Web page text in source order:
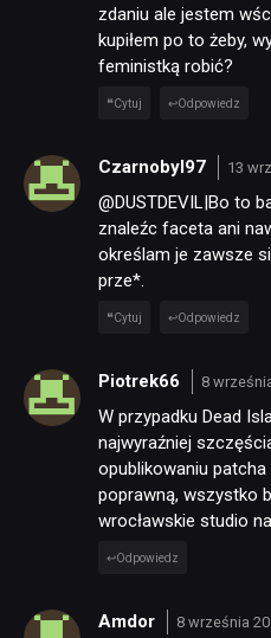
zdaniu ale jestem
kupiłem po to żeby,
feministką robić?
Cytuj Odpowiedz
Czarnobyl97 13
@DUSTDEVIL|Bo to
znaleźc faceta ani
określam je zawsze
prze*.
Cytuj Odpowiedz
Piotrek66 8
W przypadku Dead
najwyraźniej
opublikowaniu patcha
poprawną, wszystko
wrocławskie studio
Odpowiedz
Amdor 8 września